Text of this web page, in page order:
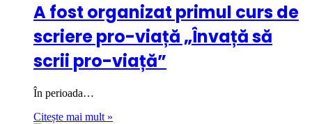
A fost organizat primul curs de
scriere pro-viață „Învață să
scrii pro-viață”
În perioada…
Citește mai mult »